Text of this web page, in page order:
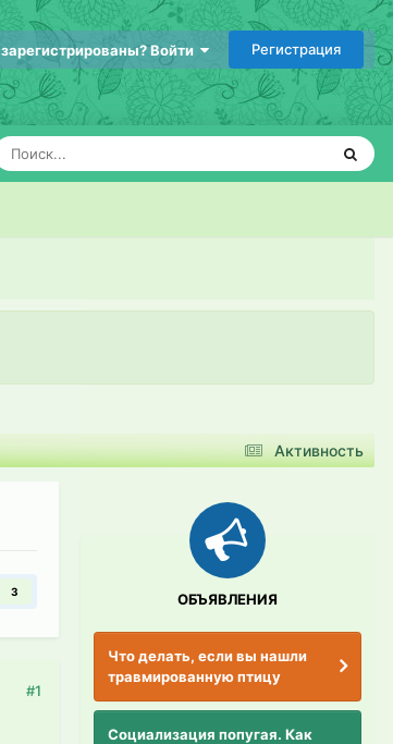
Войти Регистрация
Активность
3
#1
ОБЪЯВЛЕНИЯ
Что делать, если вы нашли
травмированную птицу
Социализация попугая. Как